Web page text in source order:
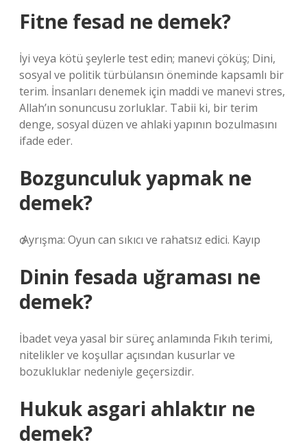
Fitne fesad ne demek?
İyi veya kötü şeylerle test edin; manevi çöküş; Dini,
sosyal ve politik türbülansın öneminde kapsamlı bir
terim. İnsanları denemek için maddi ve manevi stres,
Allah’ın sonuncusu zorluklar. Tabii ki, bir terim
denge, sosyal düzen ve ahlaki yapının bozulmasını
ifade eder.
Bozgunculuk yapmak ne
demek?
ѻ Ayrışma: Oyun can sıkıcı ve rahatsız edici. Kayıp
Dinin fesada uğraması ne
demek?
İbadet veya yasal bir süreç anlamında Fıkıh terimi,
nitelikler ve koşullar açısından kusurlar ve
bozukluklar nedeniyle geçersizdir.
Hukuk asgari ahlaktır ne
demek?